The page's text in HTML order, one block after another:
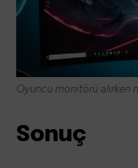
Oyuncu monitörü alırken
Sonuç